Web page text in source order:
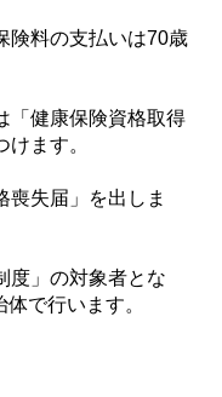
険料の支払いは70歳
「健康保険資格取得
ます。
喪失届」を出しま
度」の対象者とな
で行います。